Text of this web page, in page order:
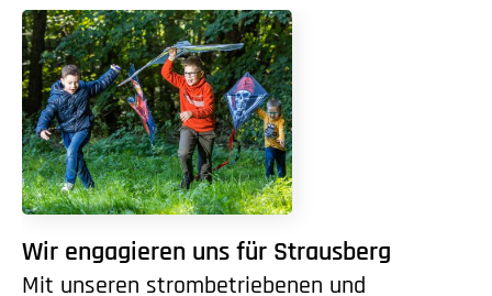
Wir engagieren uns für Strausberg
Mit unseren strombetriebenen und